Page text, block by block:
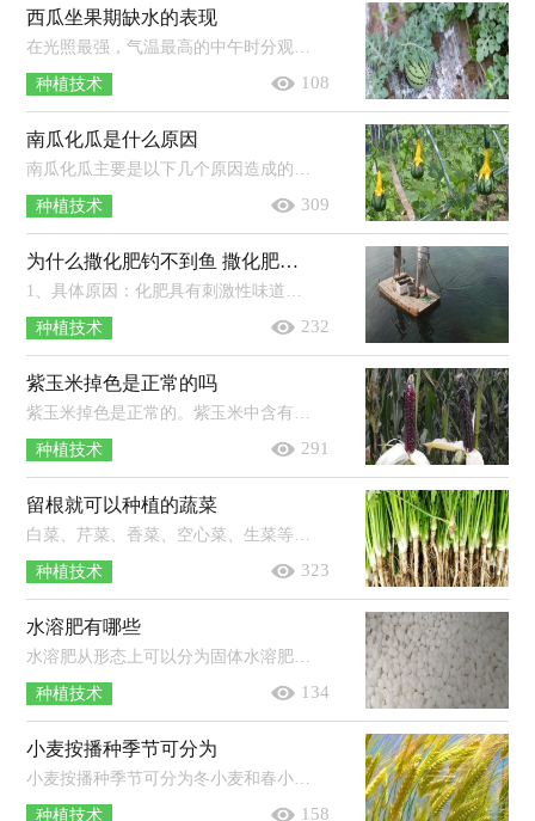
西瓜坐果期缺水的表现
在光照最强，气温最高的中午时分观察西瓜植株叶片，若叶片萎蔫过早，萎蔫时间偏长且恢复较慢，说明缺水，若叶片萎蔫但很快就可以恢复，说明不...
种植技术 108
南瓜化瓜是什么原因
南瓜化瓜主要是以下几个原因造成的：主要原因是花期气温不适，而不适的温度条件会导致南瓜的授粉结瓜受到很严重影响；次要原因是在南瓜...
种植技术 309
为什么撒化肥钓不到鱼 撒化肥三天下雨有效吗
1、具体原因：化肥具有刺激性味道，撒入水中后鱼在短时间内难以适应，使得开口情况不佳。2、处理方法：选择在下雨天气去垂钓，或用增氧剂打...
种植技术 232
紫玉米掉色是正常的吗
紫玉米掉色是正常的。紫玉米中含有花青素，当它在水中被烹煮的时候其花青素就会被分解出来，从而将水染成了紫色，但这并不会影响到它的...
种植技术 291
留根就可以种植的蔬菜
种植技术 323
水溶肥有哪些
种植技术 134
小麦按播种季节可分为
种植技术 158